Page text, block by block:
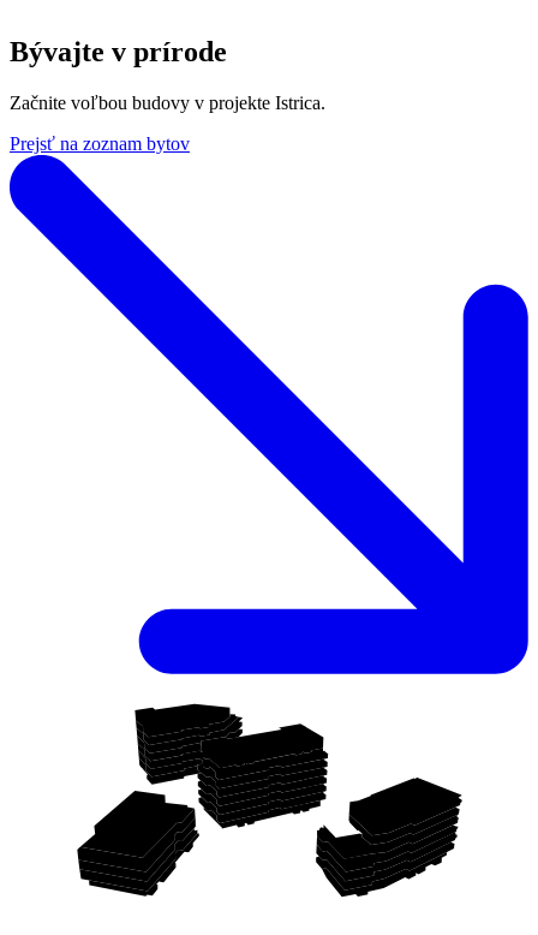
Bývajte v prírode
Začnite voľbou budovy v projekte Istrica.
Prejsť na zoznam bytov